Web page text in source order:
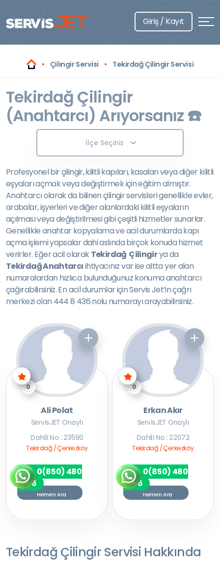
Giriş / Kayıt
Çilingir Servisi Tekirdağ Çilingir Servisi
Tekirdağ Çilingir
(Anahtarcı) Arıyorsanız ☎️
İlçe Seçiniz
Profesyonel bir çilingir, kilitli kapıları, kasaları veya diğer kilitli
eşyaları açmak veya değiştirmek için eğitim almıştır.
Anahtarcı olarak da bilinen çilingir servisleri genellikle evler,
arabalar, işyerleri ve diğer alanlardaki kilitli eşyaların
açılması veya değiştirilmesi gibi çeşitli hizmetler sunarlar.
Genellikle anahtar kopyalama ve acil durumlarda kapı
açma işlemi yapsalar dahi aslında birçok konuda hizmet
verirler. Eğer acil olarakTekirdağ Çilingirya da
Tekirdağ Anahtarcıihtiyacınız var ise altta yer alan
numaralardan hızlıca bulunduğunuz konuma anahtarcı
çağırabilirsiniz. En acil durumlar için Servis Jet’in çağrı
merkezi olan 444 8 436 nolu numarayı arayabilirsiniz.
0
Ali Polat
ServisJET Onaylı
Dahili No : 23590
Tekirdağ / Çerkezköy
0(850) 480
7256
Hemen Ara
0
Erkan Akır
ServisJET Onaylı
Dahili No : 22072
Tekirdağ / Çerkezköy
0(850) 480
7256
Hemen Ara
Tekirdağ Çilingir Servisi Hakkında